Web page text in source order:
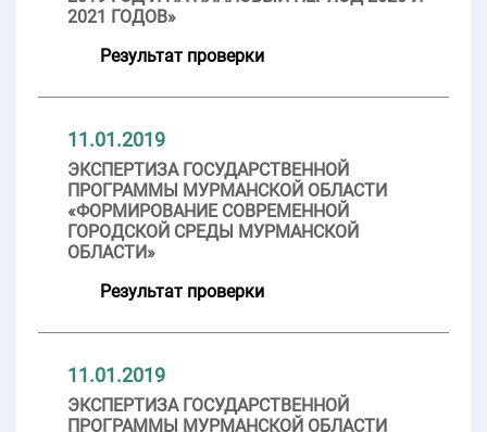
2021 ГОДОВ»
Результат проверки
11.01.2019
ЭКСПЕРТИЗА ГОСУДАРСТВЕННОЙ
ПРОГРАММЫ МУРМАНСКОЙ ОБЛАСТИ
«ФОРМИРОВАНИЕ СОВРЕМЕННОЙ
ГОРОДСКОЙ СРЕДЫ МУРМАНСКОЙ
ОБЛАСТИ»
Результат проверки
11.01.2019
ЭКСПЕРТИЗА ГОСУДАРСТВЕННОЙ
ПРОГРАММЫ МУРМАНСКОЙ ОБЛАСТИ